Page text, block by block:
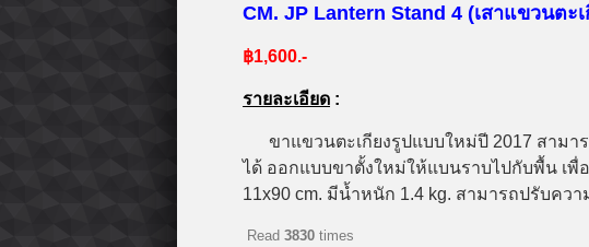
CM. JP Lantern Stand 4 (เสาแขวนตะ
฿1,600.-
รายละเอียด :
ขาแขวนตะเกียงรูปแบบใหม่ปี 2017 สามา
ได้ ออกแบบขาตั้งใหม่ให้แบนราบไปกับพื้น เพื่
11x90 cm. มีน้ำหนัก 1.4 kg. สามารถปรับควา
Read 3830 times